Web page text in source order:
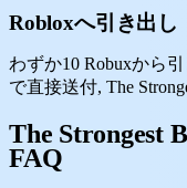
Robloxへ引き出し
わずか10 Robuxから
で直接送付, The
The Strongest
FAQ